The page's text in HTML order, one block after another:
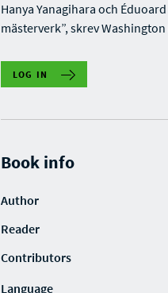
Hanya Yanagihara och
mästerverk”, skrev Washington
LOG IN
Book info
Author
Reader
Contributors
Language